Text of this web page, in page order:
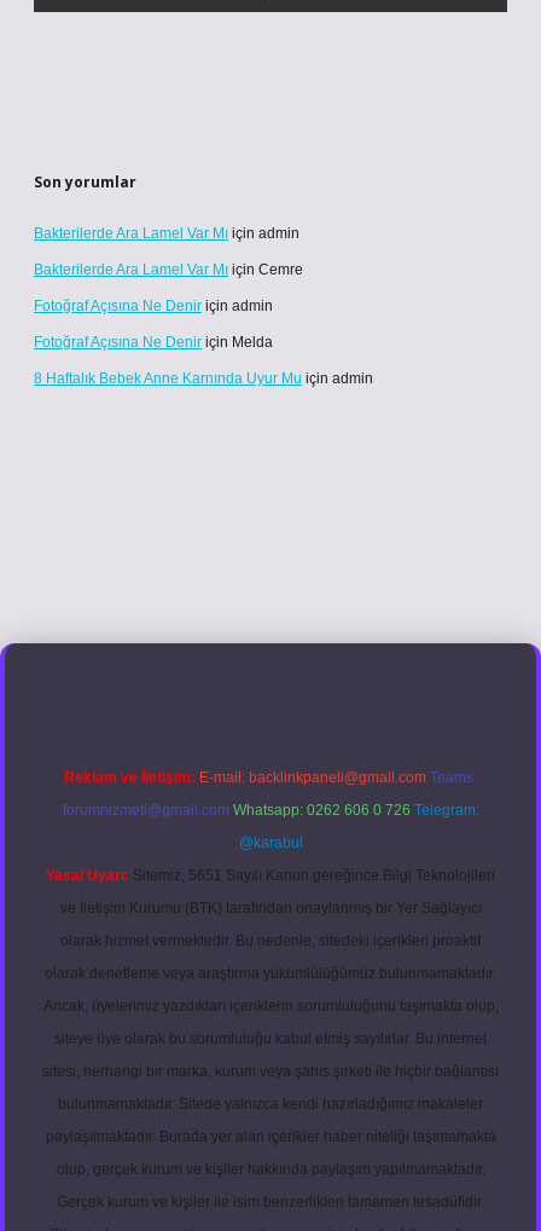
Son yorumlar
Bakterilerde Ara Lamel Var Mı için admin
Bakterilerde Ara Lamel Var Mı için Cemre
Fotoğraf Açısına Ne Denir için admin
Fotoğraf Açısına Ne Denir için Melda
8 Haftalık Bebek Anne Karnında Uyur Mu için admin
giriş
Reklam ve İletişim: E-mail: backlinkpaneli@gmail.com Teams:
forumhizmeti@gmail.com Whatsapp: 0262 606 0 726 Telegram:
@karabul
Yasal Uyarı: Sitemiz, 5651 Sayılı Kanun gereğince Bilgi Teknolojileri
ve İletişim Kurumu (BTK) tarafından onaylanmış bir Yer Sağlayıcı
olarak hizmet vermektedir. Bu nedenle, sitedeki içerikleri proaktif
olarak denetleme veya araştırma yükümlülüğümüz bulunmamaktadır.
Ancak, üyelerimiz yazdıkları içeriklerin sorumluluğunu taşımakta olup,
siteye üye olarak bu sorumluluğu kabul etmiş sayılırlar. Bu internet
sitesi, herhangi bir marka, kurum veya şahıs şirketi ile hiçbir bağlantısı
bulunmamaktadır. Sitede yalnızca kendi hazırladığımız makaleler
paylaşılmaktadır. Burada yer alan içerikler haber niteliği taşımamakta
olup, gerçek kurum ve kişiler hakkında paylaşım yapılmamaktadır.
Gerçek kurum ve kişiler ile isim benzerlikleri tamamen tesadüfidir.